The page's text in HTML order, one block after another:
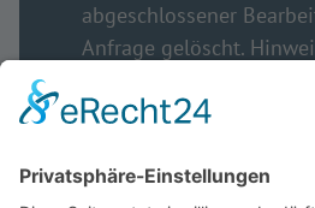
abgeschlossener
Anfrage gelöscht.
per E-Mail an
Das Angebot von "HECKER